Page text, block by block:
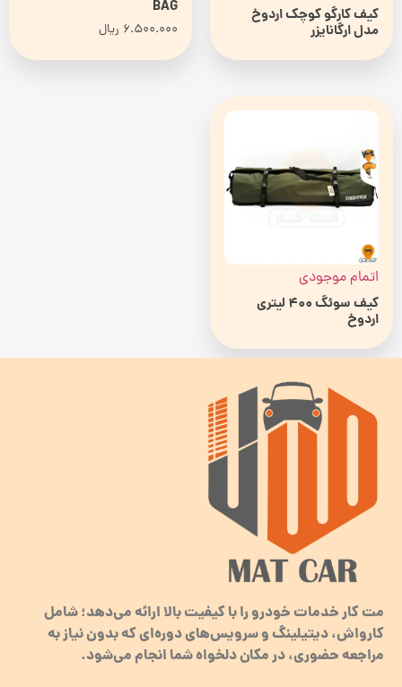
کیف کارگو کوچک اردوخ
مدل ارگانایزر
BAG
6.500.000 ریال
اتمام موجودی
کیف سوئگ 400 لیتری
اردوخ
مت کار خدمات خودرو را با کیفیت بالا ارائه می‌دهد؛ شامل
کارواش، دیتیلینگ و سرویس‌های دوره‌ای که بدون نیاز به
مراجعه حضوری، در مکان دلخواه شما انجام می‌شود.